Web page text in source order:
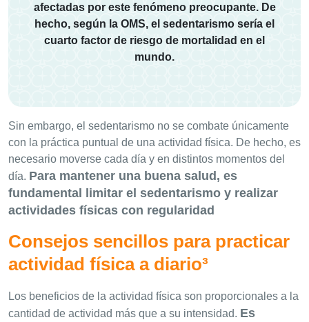
afectadas por este fenómeno preocupante. De
hecho, según la OMS, el sedentarismo sería el
cuarto factor de riesgo de mortalidad en el
mundo.
Sin embargo, el sedentarismo no se combate únicamente
con la práctica puntual de una actividad física. De hecho, es
necesario moverse cada día y en distintos momentos del
día. Para mantener una buena salud, es
fundamental limitar el sedentarismo y realizar
actividades físicas con regularidad
Consejos sencillos para practicar
actividad física a diario³
Los beneficios de la actividad física son proporcionales a la
cantidad de actividad más que a su intensidad. Es